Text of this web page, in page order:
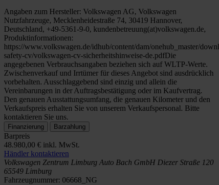
Angaben zum Hersteller: Volkswagen AG, Volkswagen
Nutzfahrzeuge, Mecklenheidestraße 74, 30419 Hannover,
Deutschland, +49-5361-9-0, kundenbetreuung(at)volkswagen.de,
Produktinformationen:
https://www.volkswagen.de/idhub/content/dam/onehub_master/
safety-cv/volkswagen-cv-sicherheitshinweise-de.pdfDie
angegebenen Verbrauchsangaben beziehen sich auf WLTP-Werte.
Zwischenverkauf und Irrtümer für dieses Angebot sind ausdrücklich
vorbehalten. Ausschlaggebend sind einzig und allein die
Vereinbarungen in der Auftragsbestätigung oder im Kaufvertrag.
Den genauen Ausstattungsumfang, die genauen Kilometer und den
Verkaufspreis erhalten Sie von unserem Verkaufspersonal. Bitte
kontaktieren Sie uns.
Finanzierung Barzahlung
Barpreis
48.980,00 € inkl. MwSt.
Händler kontaktieren
Volkswagen Zentrum Limburg Auto Bach GmbH Diezer Straße 120
65549 Limburg
Fahrzeugnummer: 06668_NG